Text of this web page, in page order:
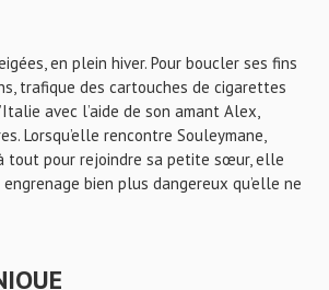
en plein hiver. Pour boucler ses fins
trafique des cartouches de cigarettes
avec l’aide de son amant Alex,
Lorsqu’elle rencontre Souleymane,
tout pour rejoindre sa petite sœur, elle
engrenage bien plus dangereux qu’elle ne